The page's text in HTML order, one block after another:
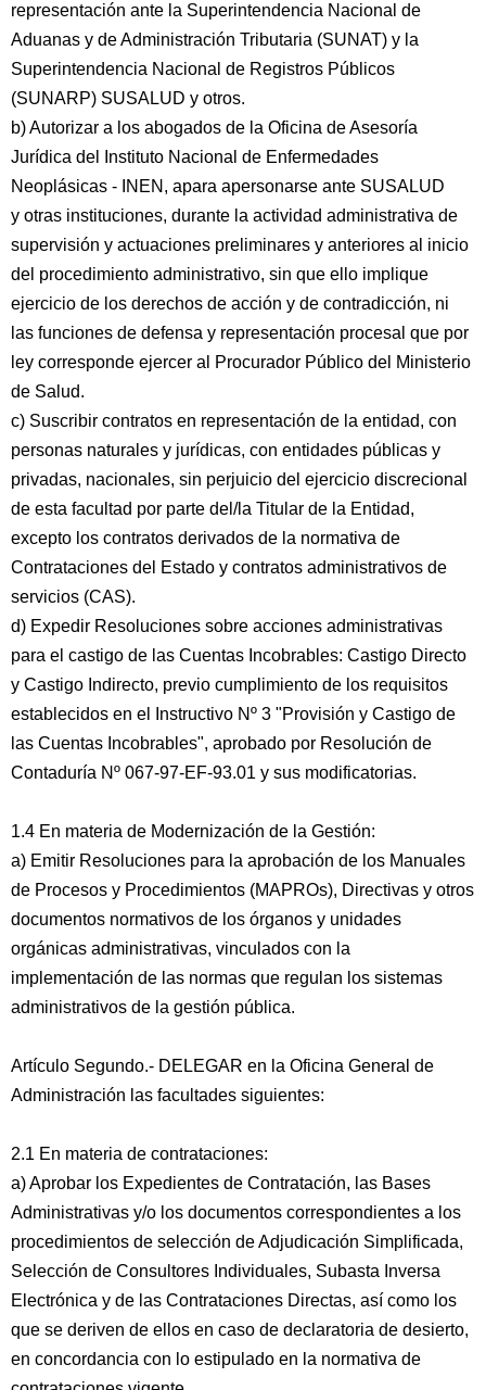
representación ante la Superintendencia Nacional de
Aduanas y de Administración Tributaria (SUNAT) y la
Superintendencia Nacional de Registros Públicos
(SUNARP) SUSALUD y otros.
b) Autorizar a los abogados de la Oficina de Asesoría
Jurídica del Instituto Nacional de Enfermedades
Neoplásicas - INEN, apara apersonarse ante SUSALUD
y otras instituciones, durante la actividad administrativa de
supervisión y actuaciones preliminares y anteriores al inicio
del procedimiento administrativo, sin que ello implique
ejercicio de los derechos de acción y de contradicción, ni
las funciones de defensa y representación procesal que por
ley corresponde ejercer al Procurador Público del Ministerio
de Salud.
c) Suscribir contratos en representación de la entidad, con
personas naturales y jurídicas, con entidades públicas y
privadas, nacionales, sin perjuicio del ejercicio discrecional
de esta facultad por parte del/la Titular de la Entidad,
excepto los contratos derivados de la normativa de
Contrataciones del Estado y contratos administrativos de
servicios (CAS).
d) Expedir Resoluciones sobre acciones administrativas
para el castigo de las Cuentas Incobrables: Castigo Directo
y Castigo Indirecto, previo cumplimiento de los requisitos
establecidos en el Instructivo Nº 3 "Provisión y Castigo de
las Cuentas Incobrables", aprobado por Resolución de
Contaduría Nº 067-97-EF-93.01 y sus modificatorias.
1.4 En materia de Modernización de la Gestión:
a) Emitir Resoluciones para la aprobación de los Manuales
de Procesos y Procedimientos (MAPROs), Directivas y otros
documentos normativos de los órganos y unidades
orgánicas administrativas, vinculados con la
implementación de las normas que regulan los sistemas
administrativos de la gestión pública.
Artículo Segundo.- DELEGAR en la Oficina General de
Administración las facultades siguientes:
2.1 En materia de contrataciones:
a) Aprobar los Expedientes de Contratación, las Bases
Administrativas y/o los documentos correspondientes a los
procedimientos de selección de Adjudicación Simplificada,
Selección de Consultores Individuales, Subasta Inversa
Electrónica y de las Contrataciones Directas, así como los
que se deriven de ellos en caso de declaratoria de desierto,
en concordancia con lo estipulado en la normativa de